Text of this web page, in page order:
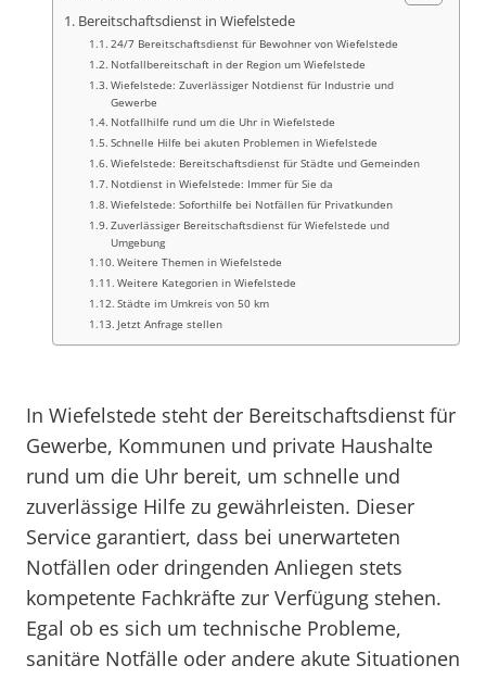
Bereitschaftsdienst in Wiefelstede
24/7 Bereitschaftsdienst für Bewohner von Wiefelstede
Notfallbereitschaft in der Region um Wiefelstede
Wiefelstede: Zuverlässiger Notdienst für Industrie und
Gewerbe
Notfallhilfe rund um die Uhr in Wiefelstede
Schnelle Hilfe bei akuten Problemen in Wiefelstede
Wiefelstede: Bereitschaftsdienst für Städte und Gemeinden
Notdienst in Wiefelstede: Immer für Sie da
Wiefelstede: Soforthilfe bei Notfällen für Privatkunden
Zuverlässiger Bereitschaftsdienst für Wiefelstede und
Umgebung
Weitere Themen in Wiefelstede
Weitere Kategorien in Wiefelstede
Städte im Umkreis von 50 km
Jetzt Anfrage stellen
In Wiefelstede steht der Bereitschaftsdienst für
Gewerbe, Kommunen und private Haushalte
rund um die Uhr bereit, um schnelle und
zuverlässige Hilfe zu gewährleisten. Dieser
Service garantiert, dass bei unerwarteten
Notfällen oder dringenden Anliegen stets
kompetente Fachkräfte zur Verfügung stehen.
Egal ob es sich um technische Probleme,
sanitäre Notfälle oder andere akute Situationen